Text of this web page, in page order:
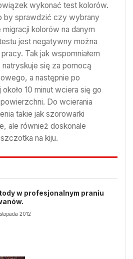
wykonać test kolorów.
by sprawdzić czy wybrany
kolorów na danym
jest negatywny można
Tak jak wspomniałem
się za pomocą
a następnie po
10 minut wciera się go
Do wcierania
takie jak szorowarki
ale również doskonale
na kiju.
w profesjonalnym praniu
2012